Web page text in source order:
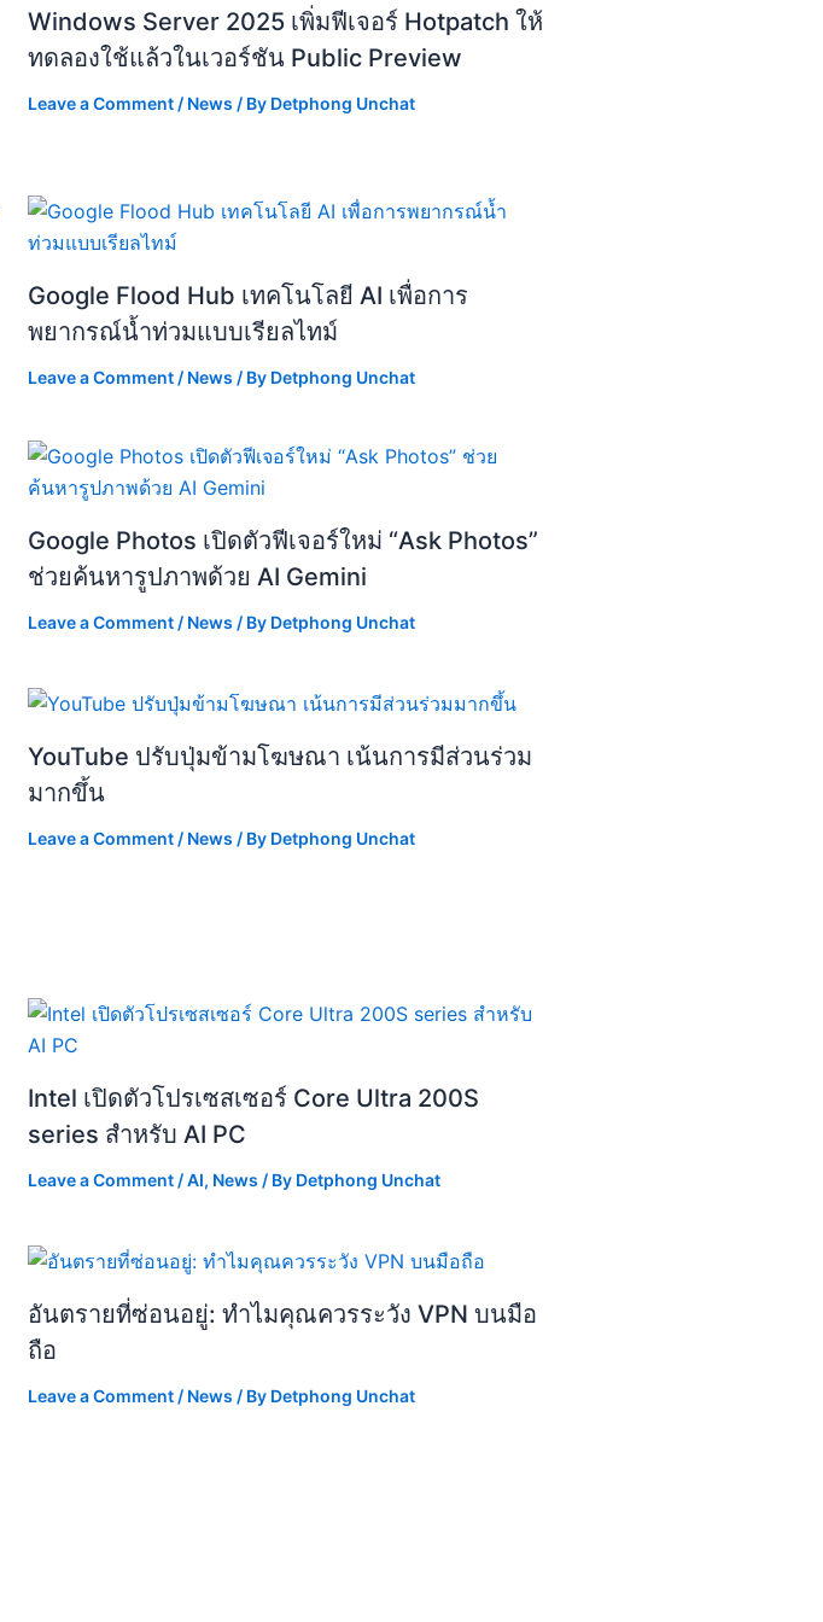
Windows Server 2025 เพิ่มฟีเจอร์ Hotpatch ให้
ทดลองใช้แล้วในเวอร์ชัน Public Preview
Leave a Comment / News / By Detphong Unchat
Google Flood Hub เทคโนโลยี AI เพื่อการ
พยากรณ์น้ำท่วมแบบเรียลไทม์
Leave a Comment / News / By Detphong Unchat
Google Photos เปิดตัวฟีเจอร์ใหม่ “Ask Photos”
ช่วยค้นหารูปภาพด้วย AI Gemini
Leave a Comment / News / By Detphong Unchat
YouTube ปรับปุ่มข้ามโฆษณา เน้นการมีส่วนร่วม
มากขึ้น
Leave a Comment / News / By Detphong Unchat
Intel เปิดตัวโปรเซสเซอร์ Core Ultra 200S
series สำหรับ AI PC
Leave a Comment /AI, News / By Detphong Unchat
อันตรายที่ซ่อนอยู่: ทำไมคุณควรระวัง VPN บนมือ
ถือ
Leave a Comment / News / By Detphong Unchat